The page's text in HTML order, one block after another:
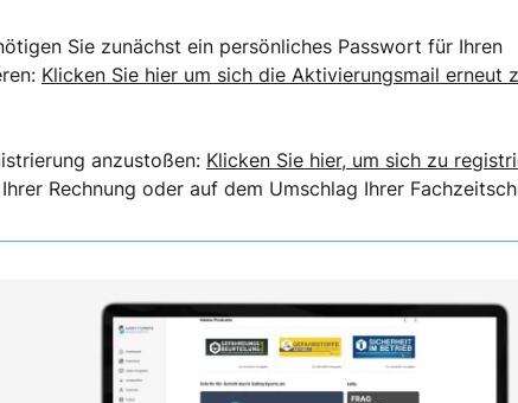
Sie zunächst ein persönliches Passwort für Ihren
Klicken Sie hier um sich die Aktivierungsmail erneut
anzustoßen: Klicken Sie hier, um sich zu
Rechnung oder auf dem Umschlag Ihrer